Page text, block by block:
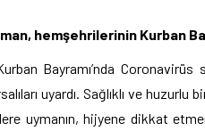
hemşehrilerinin Kurban
Bayramı’nda Coronavirüs
uyardı. Sağlıklı ve
uymanın, hijyene dikkat